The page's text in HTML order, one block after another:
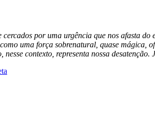
cercados por uma urgência que nos afasta
uma força sobrenatural, quase mágica,
nesse contexto, representa nossa